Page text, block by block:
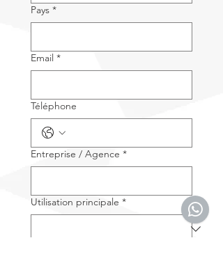
Pays *
Email *
Téléphone
Entreprise / Agence *
Utilisation principale *